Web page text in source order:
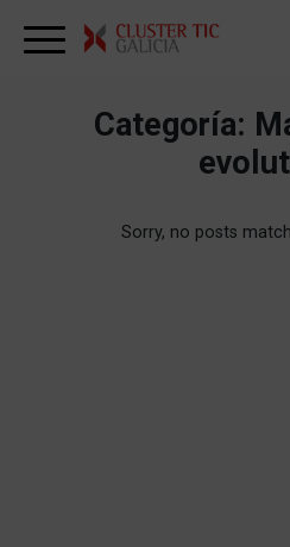
Categoría:
Sorry, no posts